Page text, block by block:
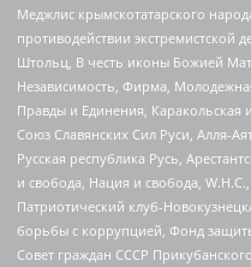
Меджлис крымскотатарского
противодействии экстремистской
Штольц, В честь иконы Божией
Независимость, Фирма,
Правды и Единения, Каракольская
Союз Славянских Сил Руси, Алля-
Русская республика Русь,
и свобода, Нация и свобода,
Патриотический клуб-
борьбы с коррупцией, Фонд
Совет граждан СССР